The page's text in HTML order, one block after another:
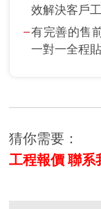
效解決客戶
有完善的售
一對一全程
猜你需要：
工程報價 聯系